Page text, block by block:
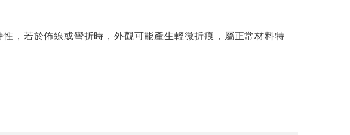
，若於佈線或彎折時，外觀可能產生輕微折痕，屬正常材料特